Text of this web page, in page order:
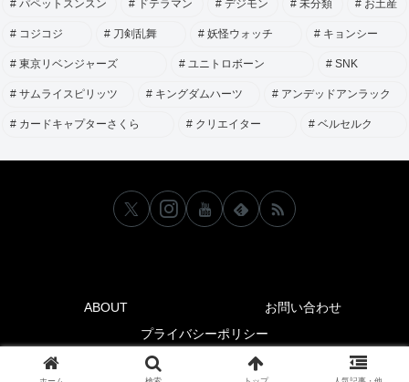
パペットスンスン ドテラマン デジモン 未分類 お土産
コジコジ 刀剣乱舞 妖怪ウォッチ キョンシー
東京リベンジャーズ ユニトロボーン SNK
サムライスピリッツ キングダムハーツ アンデッドアンラック
カードキャプターさくら クリエイター ベルセルク
ABOUT
お問い合わせ
プライバシーポリシー
© 2018-2026 NerdBRAIN-ナードブレイン-.